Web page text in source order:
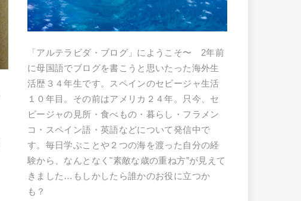
「アルテラビダ・ブログ」にようこそ〜 2年前
に母国語でブログを書こうと思いたった海外生
活歴３４年生です。スペインのセビージャ生活
１０年目。その前はアメリカ２４年。只今、セ
ビージャの見所・食べもの・暮らし・フラメン
コ・スペイン語・英語などについて発信中で
す。毎日学ぶことや２つの海を渡った自分の経
験から、なんとなく"素敵な歳の重ね方”が見えて
きました…もしかしたら誰かのお役に立つか
も？